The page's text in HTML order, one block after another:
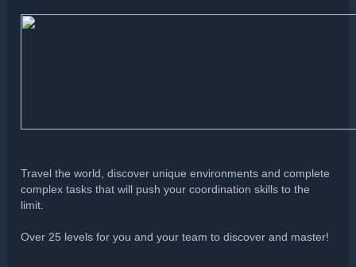
Travel the world, discover unique environments and complete
complex tasks that will push your coordination skills to the
limit.
Over 25 levels for you and your team to discover and master!